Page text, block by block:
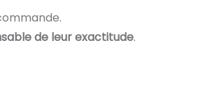
de leur exactitude.